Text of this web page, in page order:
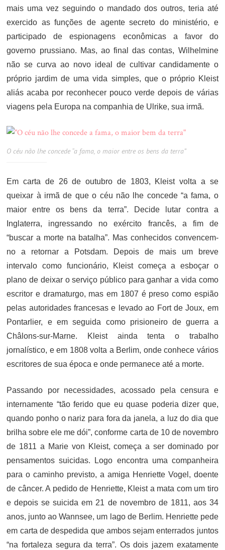
mais uma vez seguindo o mandado dos outros, teria até
exercido as funções de agente secreto do ministério, e
participado de espionagens econômicas a favor do
governo prussiano. Mas, ao final das contas, Wilhelmine
não se curva ao novo ideal de cultivar candidamente o
próprio jardim de uma vida simples, que o próprio Kleist
aliás acaba por reconhecer pouco verde depois de várias
viagens pela Europa na companhia de Ulrike, sua irmã.
O céu não lhe concede “a fama, o maior entre os bens da terra”
Em carta de 26 de outubro de 1803, Kleist volta a se
queixar à irmã de que o céu não lhe concede “a fama, o
maior entre os bens da terra”. Decide lutar contra a
Inglaterra, ingressando no exército francês, a fim de
“buscar a morte na batalha”. Mas conhecidos convencem-
no a retornar a Potsdam. Depois de mais um breve
intervalo como funcionário, Kleist começa a esboçar o
plano de deixar o serviço público para ganhar a vida como
escritor e dramaturgo, mas em 1807 é preso como espião
pelas autoridades francesas e levado ao Fort de Joux, em
Pontarlier, e em seguida como prisioneiro de guerra a
Châlons-sur-Marne. Kleist ainda tenta o trabalho
jornalístico, e em 1808 volta a Berlim, onde conhece vários
escritores de sua época e onde permanece até a morte.
Passando por necessidades, acossado pela censura e
internamente “tão ferido que eu quase poderia dizer que,
quando ponho o nariz para fora da janela, a luz do dia que
brilha sobre ele me dói”, conforme carta de 10 de novembro
de 1811 a Marie von Kleist, começa a ser dominado por
pensamentos suicidas. Logo encontra uma companheira
para o caminho previsto, a amiga Henriette Vogel, doente
de câncer. A pedido de Henriette, Kleist a mata com um tiro
e depois se suicida em 21 de novembro de 1811, aos 34
anos, junto ao Wannsee, um lago de Berlim. Henriette pede
em carta de despedida que ambos sejam enterrados juntos
“na fortaleza segura da terra”. Os dois jazem exatamente